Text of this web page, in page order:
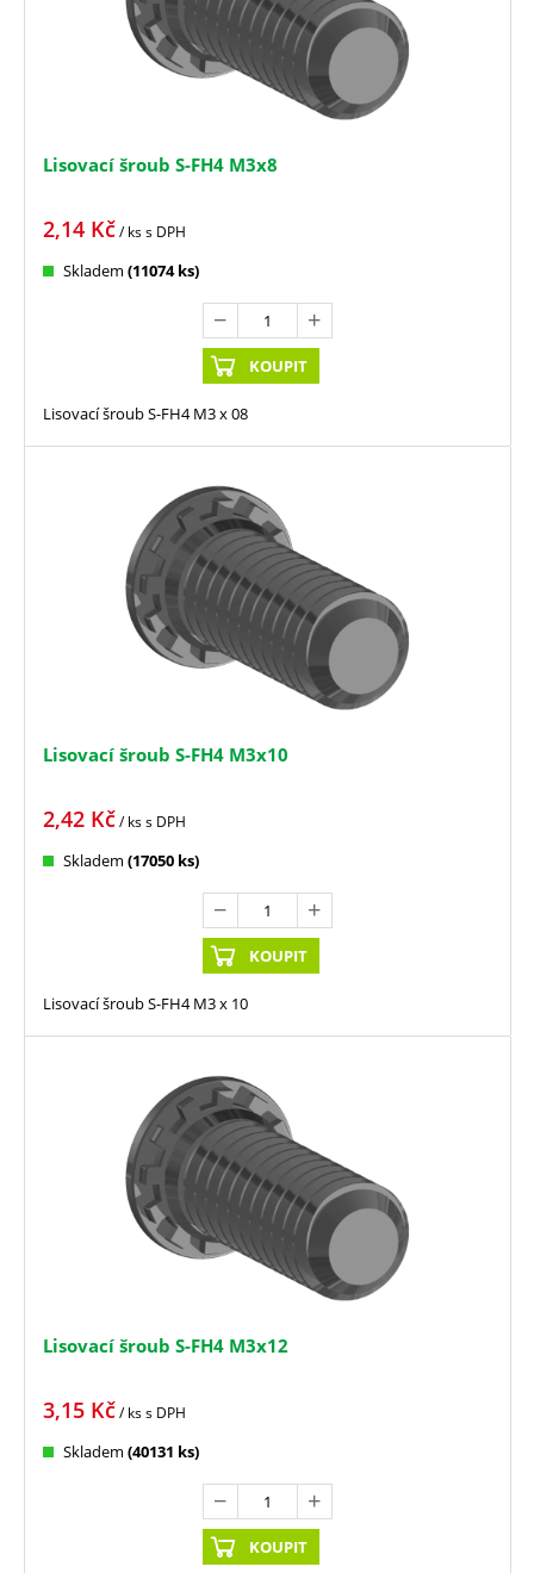
Lisovací šroub S-FH4 M3x8
2,14 Kč/ kss DPH
Skladem (11074 ks)
KOUPIT
Lisovací šroub S-FH4 M3 x 08
Lisovací šroub S-FH4 M3x10
2,42 Kč/ kss DPH
Skladem (17050 ks)
KOUPIT
Lisovací šroub S-FH4 M3 x 10
Lisovací šroub S-FH4 M3x12
3,15 Kč/ kss DPH
Skladem (40131 ks)
KOUPIT